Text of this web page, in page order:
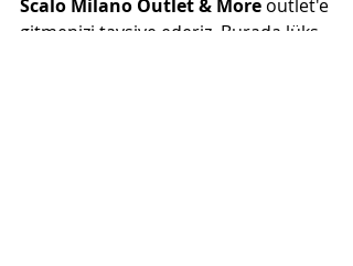
Scalo Milano Outlet & More outlet'e
gitmenizi tavsiye ederiz. Burada lüks